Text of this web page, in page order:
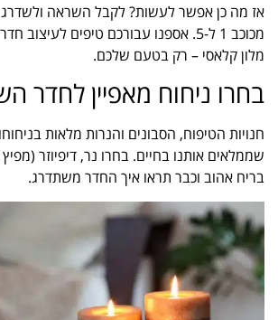
אז מה כן אפשר לעשות? לקבל השראה
מכוכב 1 ל-5. אספנו עבורכם טיפים
מלון קלאסי – רק בטעם שלכם.
בחרו ניחוח מאפיין לחדר
חנויות הטיפוח, הסבונים והנרות מלאות
שממלאים אותנו בחיים. בחרו נר, דיפיוזר
בריח אהוב וכבר תראו איך החדר משתדרג.